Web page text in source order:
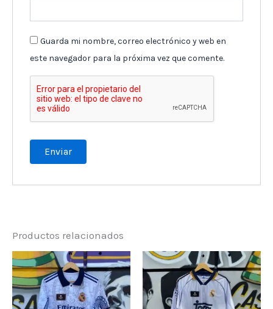
Guarda mi nombre, correo electrónico y web en
este navegador para la próxima vez que comente.
Productos relacionados